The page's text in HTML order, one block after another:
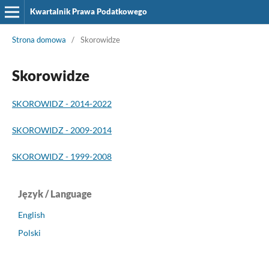
Kwartalnik Prawa Podatkowego
Strona domowa / Skorowidze
Skorowidze
SKOROWIDZ - 2014-2022
SKOROWIDZ - 2009-2014
SKOROWIDZ - 1999-2008
Język / Language
English
Polski